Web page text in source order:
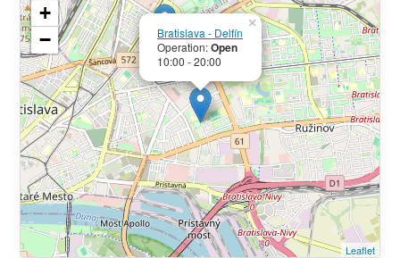
Bratislava - Delfín
Operation:Open
10:00 - 20:00
×
+
−
Leaflet